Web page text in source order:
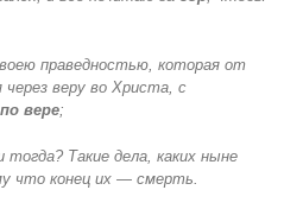
праведностью, которая от
веру во Христа, с
вере;
Такие дела, каких ныне
что конец их — смерть.